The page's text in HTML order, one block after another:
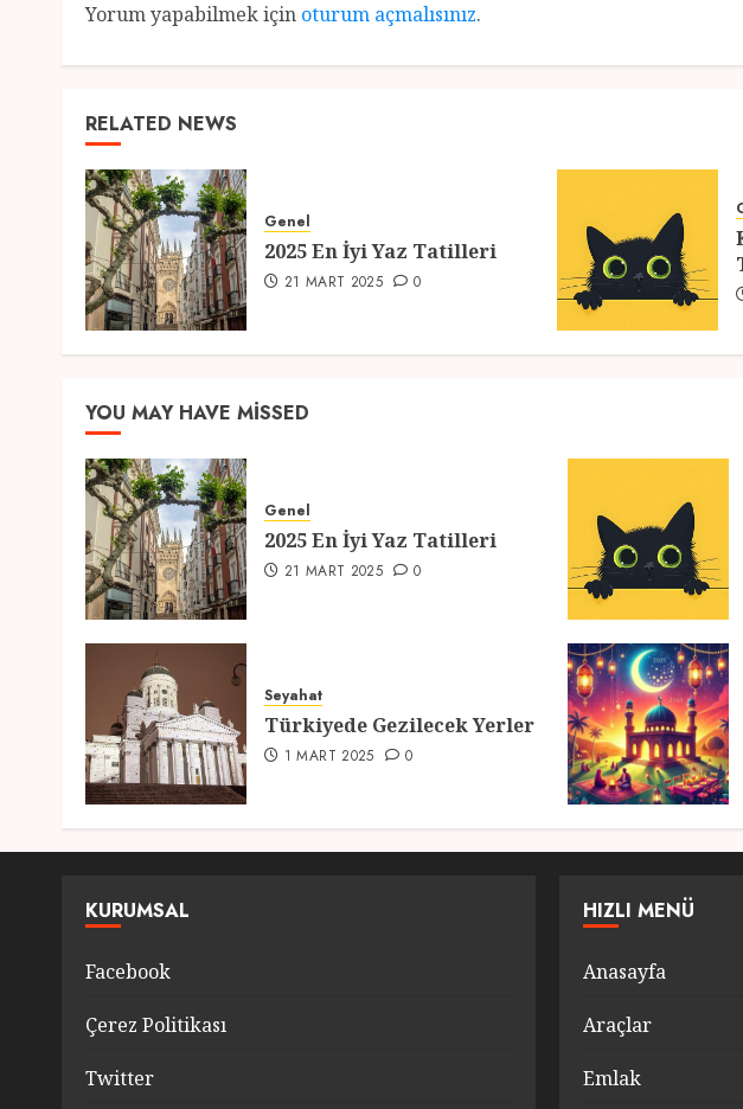
Yorum yapabilmek için oturum açmalısınız.
RELATED NEWS
Genel
2025 En İyi Yaz Tatilleri
21 MART 2025 0
YOU MAY HAVE MISSED
Genel
2025 En İyi Yaz Tatilleri
21 MART 2025 0
Seyahat
Türkiyede Gezilecek Yerler
1 MART 2025 0
KURUMSAL
Facebook
Çerez Politikası
Twitter
HIZLI MENÜ
Anasayfa
Araçlar
Emlak